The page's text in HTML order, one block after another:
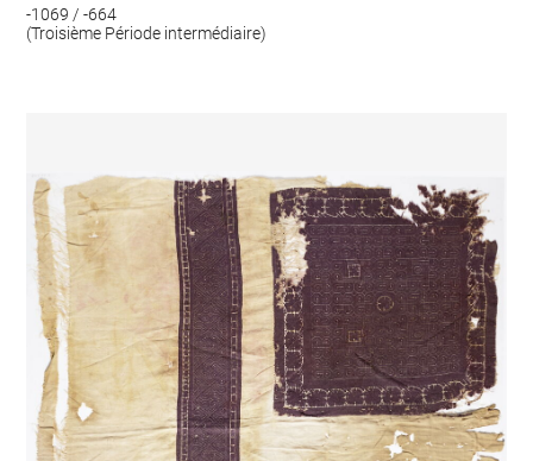
-1069 / -664
(Troisième Période intermédiaire)